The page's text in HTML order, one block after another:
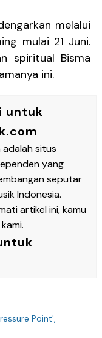
melalui
mulai 21 Juni.
spiritual Bisma
ini.
untuk
adalah situs
yang
seputar
Indonesia.
artikel ini, kamu
Point',